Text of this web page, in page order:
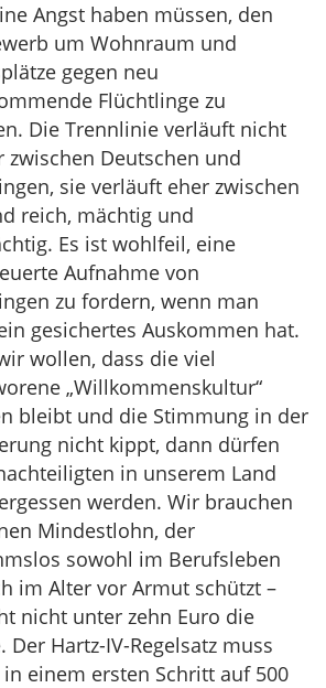
Angst haben müssen, den
um Wohnraum und
gegen neu
Flüchtlinge zu
Die Trennlinie verläuft nicht
zwischen Deutschen und
sie verläuft eher zwischen
reich, mächtig und
Es ist wohlfeil, eine
Aufnahme von
zu fordern, wenn man
gesichertes Auskommen hat.
wollen, dass die viel
„Willkommenskultur“
bleibt und die Stimmung in der
nicht kippt, dann dürfen
in unserem Land
werden. Wir brauchen
Mindestlohn, der
sowohl im Berufsleben
im Alter vor Armut schützt –
nicht unter zehn Euro die
Der Hartz-IV-Regelsatz muss
einem ersten Schritt auf 500